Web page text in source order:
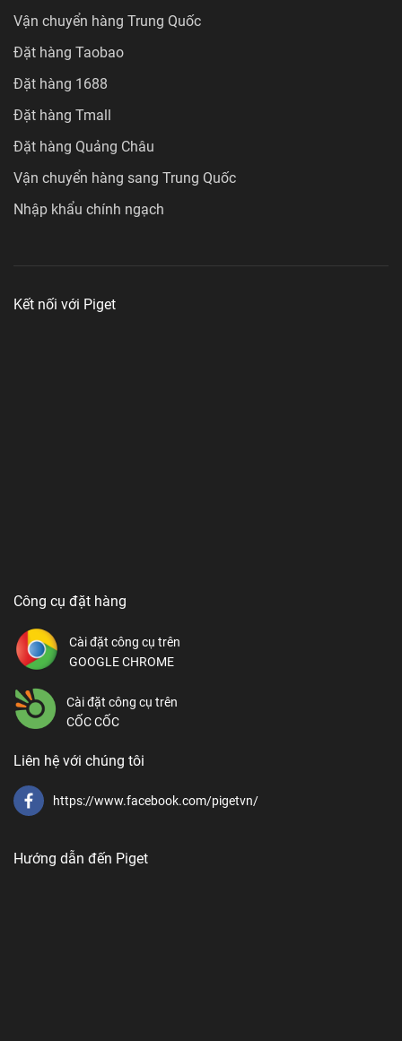
Vận chuyển hàng Trung Quốc
Đặt hàng Taobao
Đặt hàng 1688
Đặt hàng Tmall
Đặt hàng Quảng Châu
Vận chuyển hàng sang Trung Quốc
Nhập khẩu chính ngạch
Kết nối với Piget
Công cụ đặt hàng
Cài đặt công cụ trên
GOOGLE CHROME
Cài đặt công cụ trên
CỐC CỐC
Liên hệ với chúng tôi
https://www.facebook.com/pigetvn/
Hướng dẫn đến Piget